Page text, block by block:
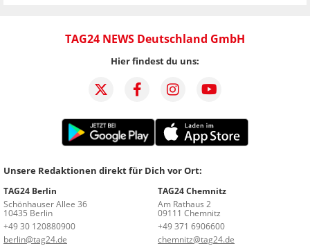
TAG24 NEWS Deutschland GmbH
Hier findest du uns:
Unsere Redaktionen direkt für Dich vor Ort:
TAG24 Berlin
Schönhauser Allee 36
10435 Berlin
+49 30 120880900
berlin@tag24.de
TAG24 Chemnitz
Am Rathaus 2
09111 Chemnitz
+49 371 6906600
chemnitz@tag24.de